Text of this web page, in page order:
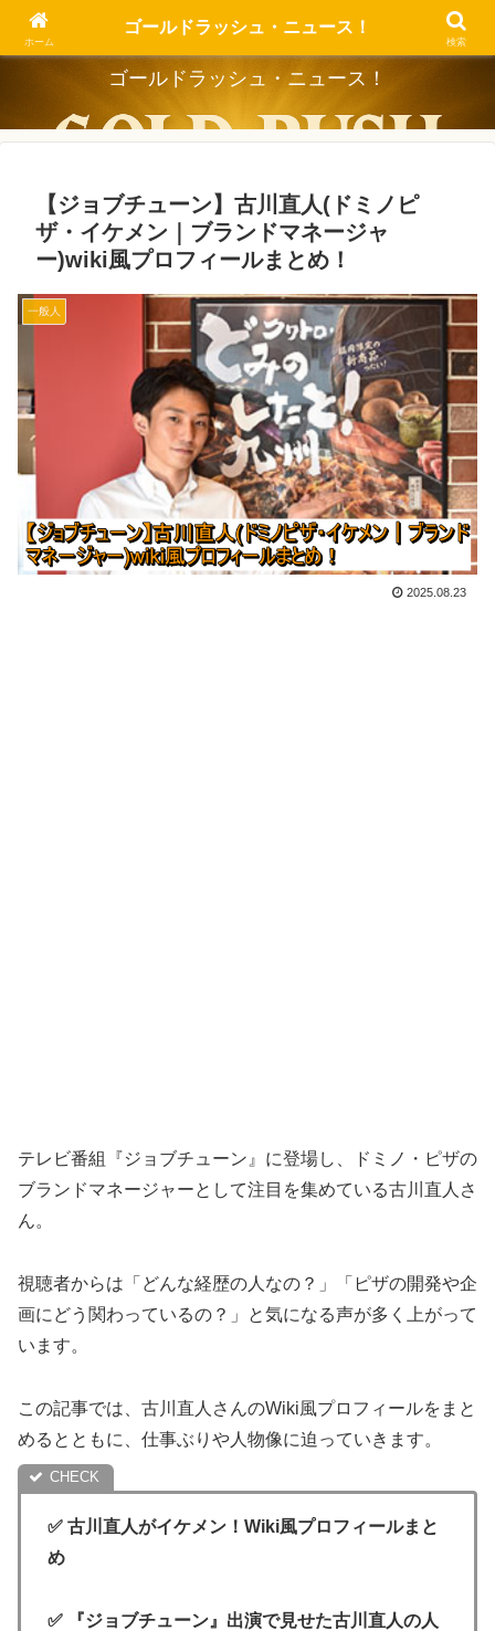
Dig the Trend, Strike the Gold.
ゴールドラッシュ・ニュース！
【ジョブチューン】古川直人(ドミノピ
ザ・イケメン｜ブランドマネージャ
ー)wiki風プロフィールまとめ！
一般人
2025.08.23
テレビ番組『ジョブチューン』に登場し、ドミノ・ピザの
ブランドマネージャーとして注目を集めている古川直人さ
ん。
視聴者からは「どんな経歴の人なの？」「ピザの開発や企
画にどう関わっているの？」と気になる声が多く上がって
います。
この記事では、古川直人さんのWiki風プロフィールをまと
めるとともに、仕事ぶりや人物像に迫っていきます。
✅ 古川直人がイケメン！Wiki風プロフィールまと
め
✅ 『ジョブチューン』出演で見せた古川直人の人
ホーム
ゴールドラッシュ・ニュース！
検索